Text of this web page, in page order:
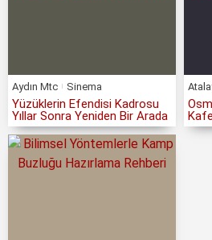
Aydın Mtc Sinema
Yüzüklerin Efendisi Kadrosu
Yıllar Sonra Yeniden Bir Arada